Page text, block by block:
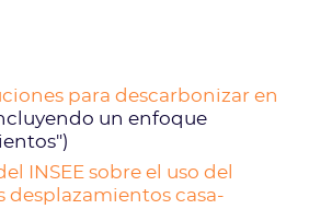
para descarbonizar en
un enfoque
INSEE sobre el uso del
desplazamientos casa-